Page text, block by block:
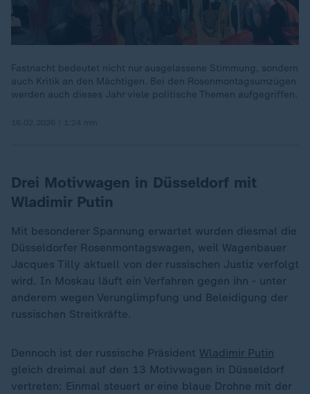
Fastnacht bedeutet nicht nur ausgelassene Stimmung, sondern
auch Kritik an den Mächtigen. Bei den Rosenmontagsumzügen
werden auch dieses Jahr viele politische Themen aufgegriffen.
Drei Motivwagen in Düsseldorf mit
Wladimir Putin
Mit besonderer Spannung erwartet wurden diesmal die
Düsseldorfer Rosenmontagswagen, weil Wagenbauer
Jacques Tilly aktuell von der russischen Justiz verfolgt
wird. In Moskau läuft ein Verfahren gegen ihn - unter
anderem wegen Verunglimpfung und Beleidigung der
russischen Streitkräfte.
Dennoch ist der russische Präsident Wladimir Putin
gleich dreimal auf den 13 Motivwagen in Düsseldorf
vertreten: Einmal steuert er eine blaue Drohne mit der